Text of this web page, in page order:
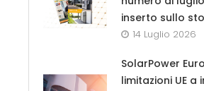
inserto sullo
14 Luglio 2026
SolarPower
limitazioni UE a